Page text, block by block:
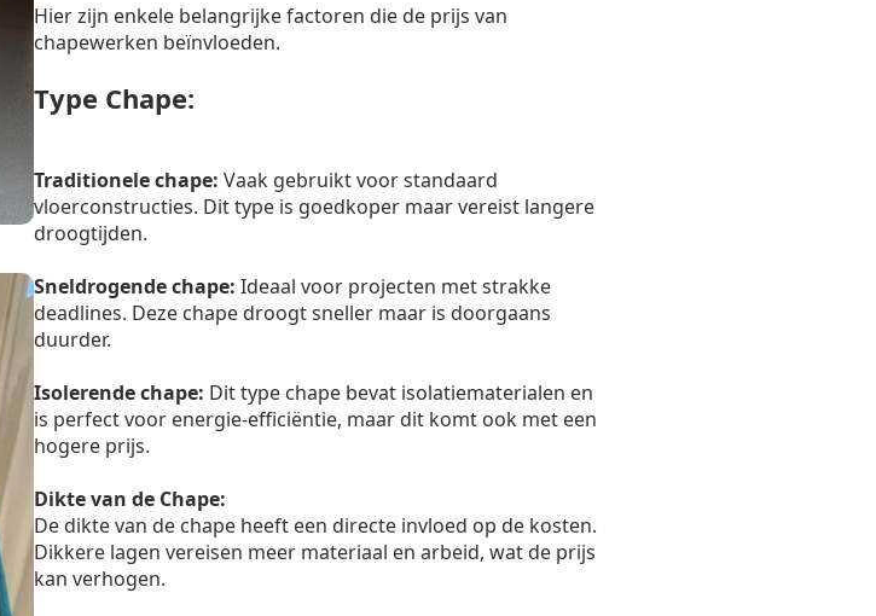
Hier zijn enkele belangrijke factoren die de prijs van
chapewerken beïnvloeden.
Type Chape:
Traditionele chape: Vaak gebruikt voor standaard
vloerconstructies. Dit type is goedkoper maar vereist langere
droogtijden.
Sneldrogende chape: Ideaal voor projecten met strakke
deadlines. Deze chape droogt sneller maar is doorgaans
duurder.
Isolerende chape: Dit type chape bevat isolatiematerialen en
is perfect voor energie-efficiëntie, maar dit komt ook met een
hogere prijs.
Dikte van de Chape:
De dikte van de chape heeft een directe invloed op de kosten.
Dikkere lagen vereisen meer materiaal en arbeid, wat de prijs
kan verhogen.